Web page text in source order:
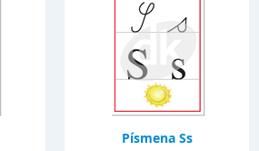
Písmena Ss